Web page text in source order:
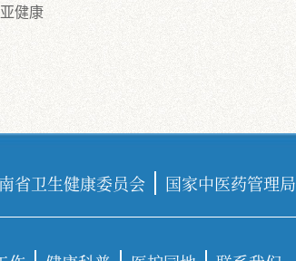
健康
省卫生健康委员会 国家中医药管理局